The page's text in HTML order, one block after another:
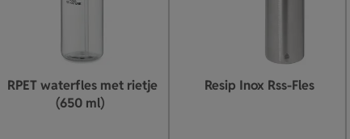
RPET waterfles met rietje
(650 ml)
Resip Inox Rss-Fles